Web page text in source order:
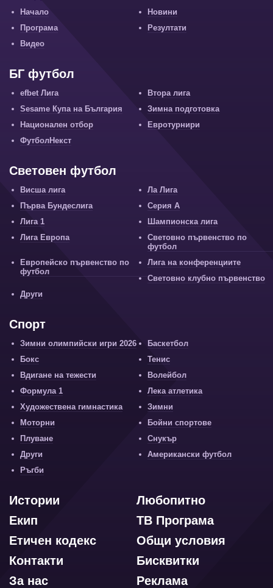
Начало
Новини
Програма
Резултати
Видео
БГ футбол
efbet Лига
Втора лига
Sesame Купа на България
Зимна подготовка
Национален отбор
Евротурнири
ФутболНекст
Световен футбол
Висша лига
Ла Лига
Първа Бундеслига
Серия А
Лига 1
Шампионска лига
Лига Европа
Световно първенство по
футбол
Европейско първенство по
футбол
Лига на конференциите
Световно клубно първенство
Други
Спорт
Зимни олимпийски игри 2026
Баскетбол
Бокс
Тенис
Вдигане на тежести
Волейбол
Формула 1
Лека атлетика
Художествена гимнастика
Зимни
Моторни
Бойни спортове
Плуване
Снукър
Други
Американски футбол
Ръгби
Любопитно
Истории
ТВ Програма
Екип
Общи условия
Етичен кодекс
Бисквитки
Контакти
Реклама
За нас